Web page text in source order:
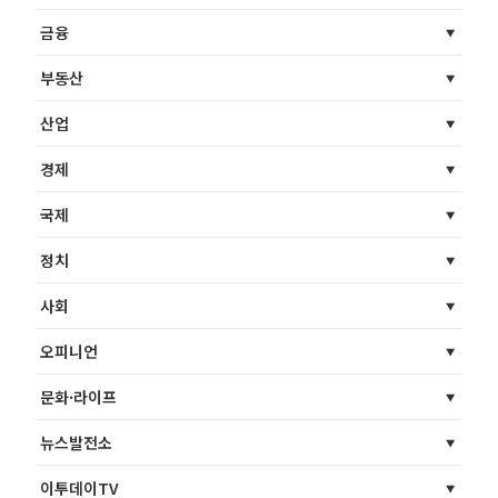
금융
부동산
산업
경제
국제
정치
사회
오피니언
문화·라이프
뉴스발전소
이투데이TV